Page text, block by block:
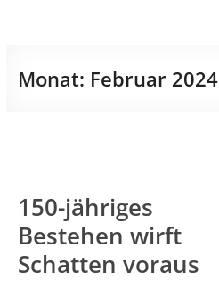
Monat: Februar 2024
150-jähriges
Bestehen wirft
Schatten voraus